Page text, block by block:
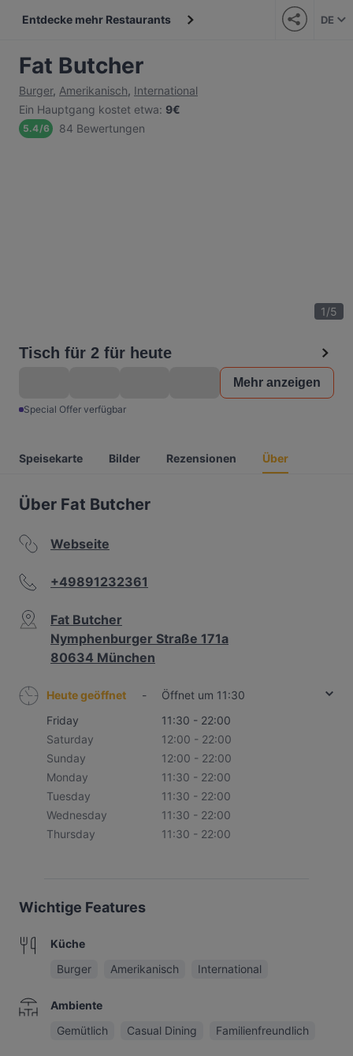
Entdecke mehr Restaurants DE
Fat Butcher
Burger, Amerikanisch, International
Ein Hauptgang kostet etwa: 9€
5.4/6 84 Bewertungen
1/5
Tisch für 2 für heute
Mehr anzeigen
Special Offer verfügbar
Speisekarte Bilder Rezensionen Über
Über Fat Butcher
Webseite
+49891232361
Fat Butcher
Nymphenburger Straße 171a
80634 München
Heute geöffnet -
Öffnet um 11:30
Friday
11:30 - 22:00
Saturday
12:00 - 22:00
Sunday
12:00 - 22:00
Monday
11:30 - 22:00
Tuesday
11:30 - 22:00
Wednesday
11:30 - 22:00
Thursday
11:30 - 22:00
Wichtige Features
Küche
Burger
Amerikanisch International
Ambiente
Gemütlich
Casual Dining Familienfreundlich